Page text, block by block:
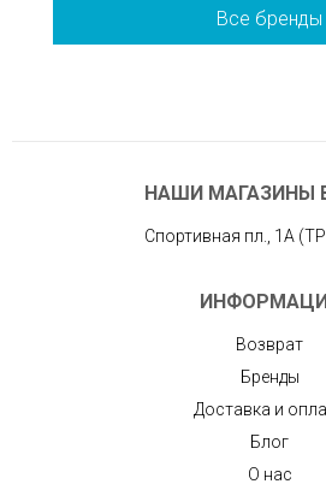
Все бренды
НАШИ МАГАЗИНЫ
Спортивная пл., 1А
Возврат
Бренды
Доставка и
Блог
О нас